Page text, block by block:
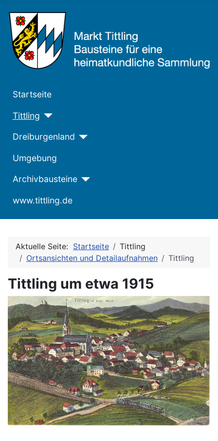
Startseite
Tittling
Dreiburgenland
Umgebung
Archivbausteine
www.tittling.de
Aktuelle Seite: Startseite
Tittling
Ortsansichten und Detailaufnahmen
Tittling
Tittling um etwa 1915